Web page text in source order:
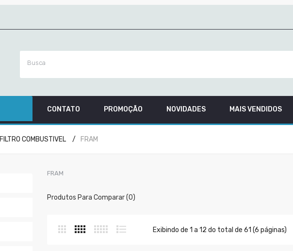
CONTATO PROMOÇÃO NOVIDADES MAIS VENDIDOS
FILTRO COMBUSTIVEL FRAM
FRAM
Produtos Para Comparar (0)
Exibindo de 1 a 12 do total de 61 (6 páginas)